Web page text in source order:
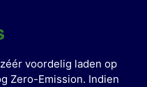
voordelig laden op
Zero-Emission. Indien